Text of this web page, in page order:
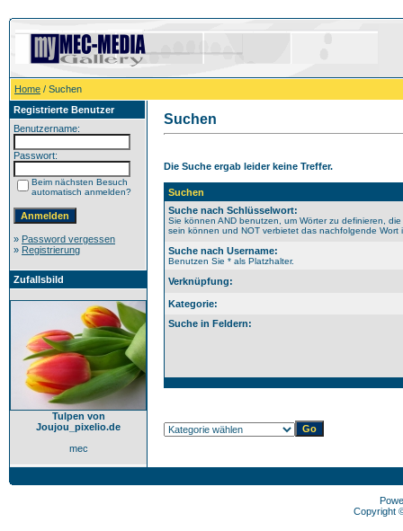
Home / Suchen
Registrierte Benutzer
Benutzername:
Passwort:
Beim nächsten Besuch
automatisch anmelden?
» Password vergessen
» Registrierung
Zufallsbild
Tulpen von
Joujou_pixelio.de
mec
Suchen
Die Suche ergab leider keine Treffer.
Suchen
Suche nach Schlüsselwort:
Sie können AND benutzen, um Wörter zu definieren,
sein können und NOT verbietet das nachfolgende Wort
Suche nach Username:
Benutzen Sie * als Platzhalter.
Verknüpfung:
Kategorie:
Suche in Feldern:
Copyright